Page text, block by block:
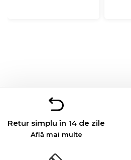
Retur simplu în 14 de zile
Află mai multe